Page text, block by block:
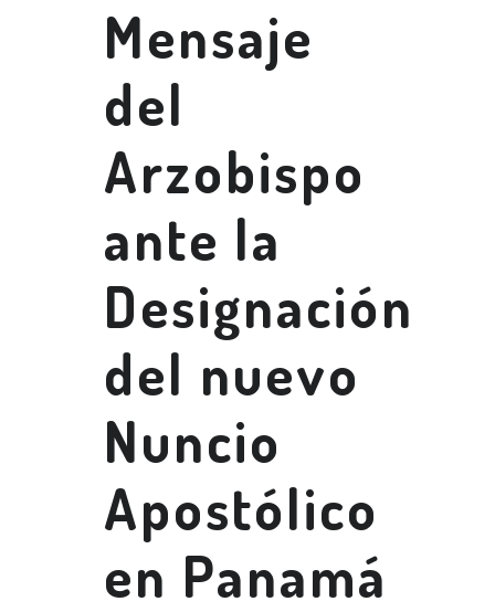
Mensaje
del
Arzobispo
ante la
Designación
del nuevo
Nuncio
Apostólico
en Panamá